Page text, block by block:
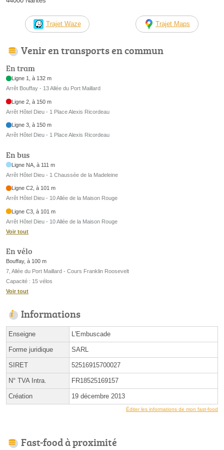
Trajet Waze Trajet Maps
Venir en transports en commun
En tram
Ligne 1, à 132 m
Arrêt Bouffay - 13 Allée du Port Maillard
Ligne 2, à 150 m
Arrêt Hôtel Dieu - 1 Place Alexis Ricordeau
Ligne 3, à 150 m
Arrêt Hôtel Dieu - 1 Place Alexis Ricordeau
En bus
Ligne NA, à 111 m
Arrêt Hôtel Dieu - 1 Chaussée de la Madeleine
Ligne C2, à 101 m
Arrêt Hôtel Dieu - 10 Allée de la Maison Rouge
Ligne C3, à 101 m
Arrêt Hôtel Dieu - 10 Allée de la Maison Rouge
Voir tout
En vélo
Bouffay, à 100 m
7, Allée du Port Maillard - Cours Franklin Roosevelt
Capacité : 15 vélos
Voir tout
Informations
Enseigne L'Embuscade
Forme juridique SARL
SIRET 52516915700027
N° TVA Intra. FR18525169157
Création 19 décembre 2013
Éditer les informations de mon fast-food
Fast-food à proximité